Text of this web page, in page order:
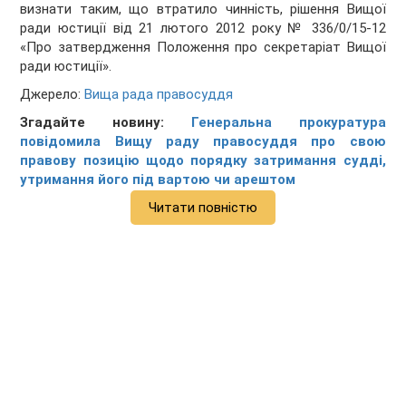
визнати таким, що втратило чинність, рішення Вищої
ради юстиції від 21 лютого 2012 року № 336/0/15-12
«Про затвердження Положення про секретаріат Вищої
ради юстиції».
Джерело:Вища рада правосуддя
Згадайте новину: Генеральна прокуратура
повідомила Вищу раду правосуддя про свою
правову позицію щодо порядку затримання судді,
утримання його під вартою чи арештом
Читати повністю